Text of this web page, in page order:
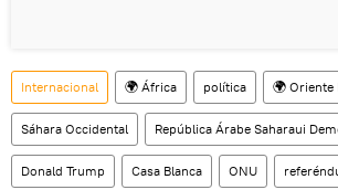
Internacional 🌍 África política 🌍 Oriente
Sáhara Occidental República Árabe Saharaui
Donald Trump Casa Blanca ONU